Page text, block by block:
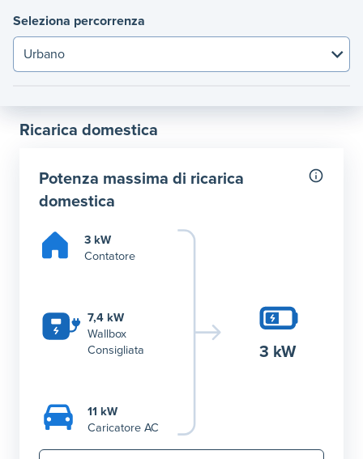
Seleziona percorrenza
Ricarica domestica
Potenza massima di ricarica
domestica
3 kW
Contatore
7,4 kW
Wallbox
Consigliata
11 kW
Caricatore AC
3 kW